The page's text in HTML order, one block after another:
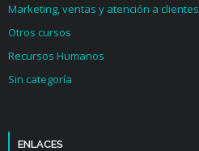
Marketing, ventas y atención a clientes
Otros cursos
Recursos Humanos
Sin categoría
ENLACES